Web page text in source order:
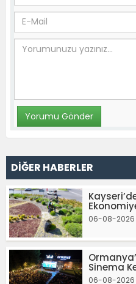
DİĞER HABERLER
06-08-
Sinema
06-08-